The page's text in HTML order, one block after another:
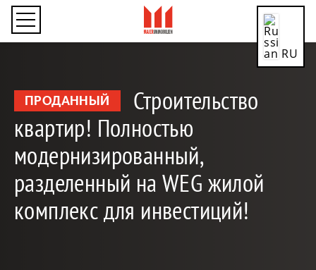
RU
ПРОДАННЫЙ
Строительство
квартир! Полностью
модернизированный,
разделенный на WEG жилой
комплекс для инвестиций!